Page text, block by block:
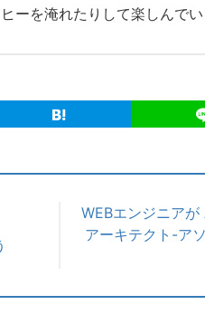
ーを淹れたりして楽しんでい
WEBエンジニア
アーキテクト-ア